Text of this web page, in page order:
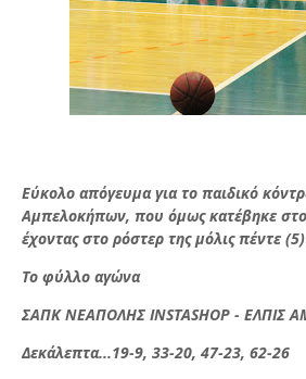
Εύκολο απόγευμα για το παιδικό
Αμπελοκήπων, που όμως κατέβηκε
έχοντας στο ρόστερ της μόλις πέντε
Το φύλλο αγώνα
ΣΑΠΚ ΝΕΑΠΟΛΗΣ INSTASHOP - ΕΛΠΙΣ
Δεκάλεπτα...19-9, 33-20, 47-23, 62-26